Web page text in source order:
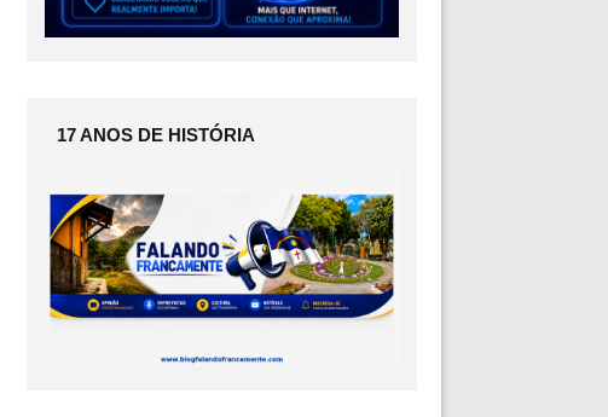
17 ANOS DE HISTÓRIA